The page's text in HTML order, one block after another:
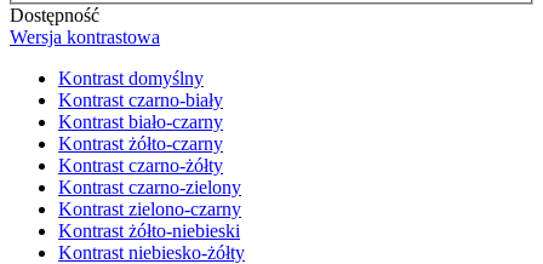
Dostępność
Wersja kontrastowa
Kontrast domyślny
Kontrast czarno-biały
Kontrast biało-czarny
Kontrast żółto-czarny
Kontrast czarno-żółty
Kontrast czarno-zielony
Kontrast zielono-czarny
Kontrast żółto-niebieski
Kontrast niebiesko-żółty